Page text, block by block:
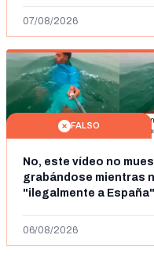
07/08/2026
FALSO
No, este vídeo no
grabándose mientras
"ilegalmente a
06/08/2026